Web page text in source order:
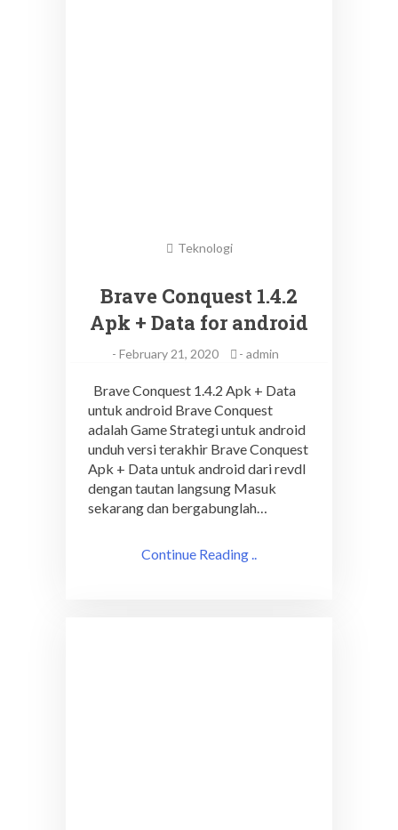
Teknologi
Brave Conquest 1.4.2
Apk + Data for android
- February 21, 2020 - admin
Brave Conquest 1.4.2 Apk + Data
untuk android Brave Conquest
adalah Game Strategi untuk android
unduh versi terakhir Brave Conquest
Apk + Data untuk android dari revdl
dengan tautan langsung Masuk
sekarang dan bergabunglah…
Continue Reading ..